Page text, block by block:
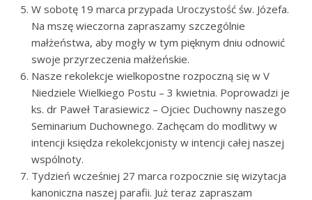
W sobotę 19 marca przypada Uroczystość św. Józefa.
Na mszę wieczorna zapraszamy szczególnie
małżeństwa, aby mogły w tym pięknym dniu odnowić
swoje przyrzeczenia małżeńskie.
Nasze rekolekcje wielkopostne rozpoczną się w V
Niedziele Wielkiego Postu – 3 kwietnia. Poprowadzi je
ks. dr Paweł Tarasiewicz – Ojciec Duchowny naszego
Seminarium Duchownego. Zachęcam do modlitwy w
intencji księdza rekolekcjonisty w intencji całej naszej
wspólnoty.
Tydzień wcześniej 27 marca rozpocznie się wizytacja
kanoniczna naszej parafii. Już teraz zapraszam